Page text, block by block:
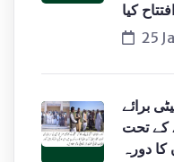
افتتاح کیا
25
برائے
کے تحت
دورہ